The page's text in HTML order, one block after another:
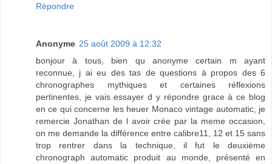
Répondre
Anonyme 25 août 2009 à 12:32
bonjour à tous, bien qu anonyme certain m ayant
reconnue, j ai eu des tas de questions à propos des 6
chronographes mythiques et certaines réflexions
pertinentes, je vais essayer d y répondre grace à ce blog
en ce qui concerne les heuer Monaco vintage automatic, je
remercie Jonathan de l avoir crée par la meme occasion,
on me demande la différence entre calibre11, 12 et 15 sans
trop rentrer dans la technique, il fut le deuxième
chronograph automatic produit au monde, présenté en